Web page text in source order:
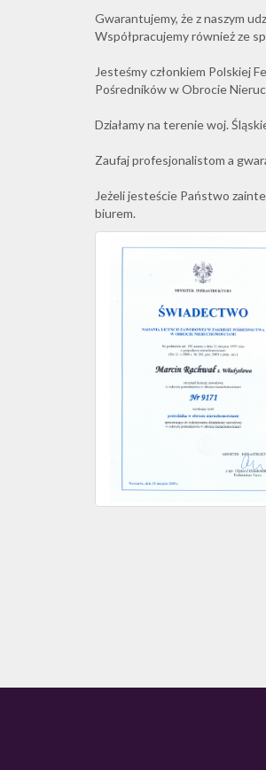
Gwarantujemy, że z naszym
Współpracujemy również ze
Jesteśmy członkiem Polskiej
Pośredników w Obrocie
Działamy na terenie woj.
Zaufaj profesjonalistom a
Jeżeli jesteście Państwo
biurem.